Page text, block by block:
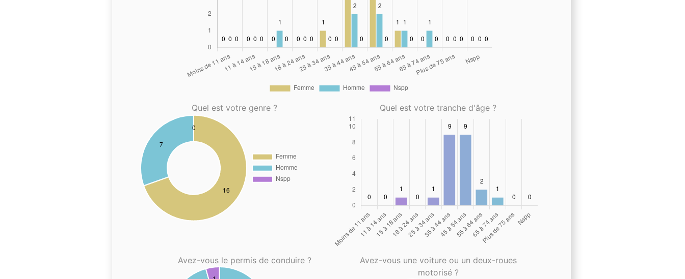
Quel est votre genre ? Quel est votre tranche d'âge ?
Avez-vous le permis de conduire ?
Avez-vous une voiture ou un deux-roues
motorisé ?